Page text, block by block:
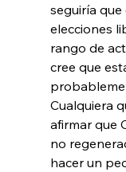
seguiría
elecciones
rango de
cree que
Cualquiera
afirmar que
no
hacer un